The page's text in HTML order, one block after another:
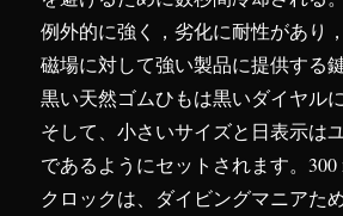
例外的に強く，劣化に耐性があり
磁場に対して強い製品に提供する
黒い天然ゴムひもは黒いダイヤル
そして、小さいサイズと日表示は
であるようにセットされます。300
クロックは、ダイビングマニアた